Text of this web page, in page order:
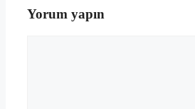
Yorum yapın